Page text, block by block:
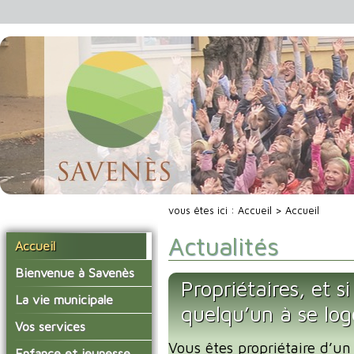
Accueil
Bienvenue à Savenès
Situer Savenès
Savenès en chiffre
L'histoire du village
La vie municipale
Vos élus
Les compte-rendus du
Vos services
La mairie
vous êtes ici : Accueil > Accueil
Actualités
Propriétaires, et
quelqu’un à se
Vous êtes propriétaire